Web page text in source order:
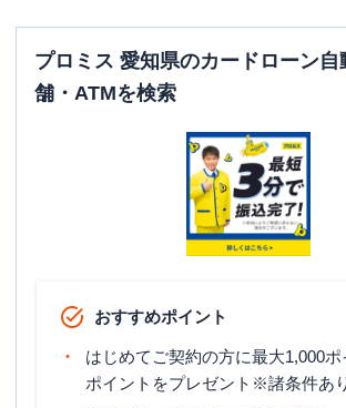
プロミス 愛知県のカードローン自
舗・ATMを検索
おすすめポイント
はじめてご契約の方に最大1,000
ポイントをプレゼント※諸条件あ